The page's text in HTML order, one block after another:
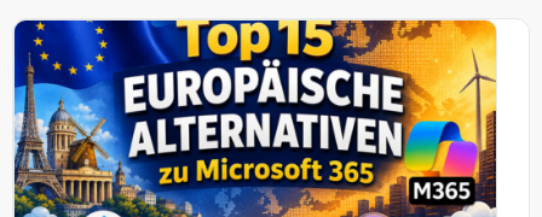
Produkt
Plattform-Übersicht
Warum eXo
Internationalisierung
Mobil
Kein Code
Integrationen
Kontrollierte KI